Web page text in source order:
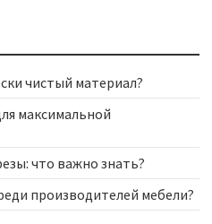
чистый материал?
максимальной
что важно знать?
производителей мебели?